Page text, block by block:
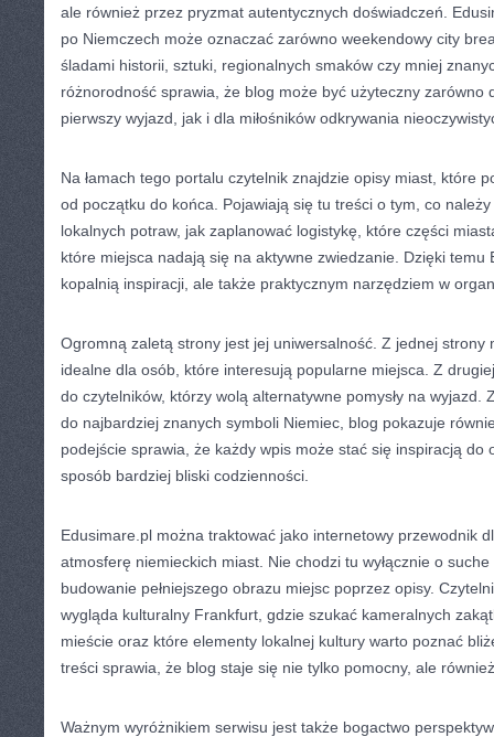
ale również przez pryzmat autentycznych doświadczeń.
po Niemczech może oznaczać zarówno weekendowy city
śladami historii, sztuki, regionalnych smaków czy mniej
różnorodność sprawia, że blog może być użyteczny zarówno
pierwszy wyjazd, jak i dla miłośników odkrywania
Na łamach tego portalu czytelnik znajdzie opisy miast, które
od początku do końca. Pojawiają się tu treści o tym, co
lokalnych potraw, jak zaplanować logistykę, które części
które miejsca nadają się na aktywne zwiedzanie. Dzięki temu
kopalnią inspiracji, ale także praktycznym narzędziem w
Ogromną zaletą strony jest jej uniwersalność. Z jednej strony
idealne dla osób, które interesują popularne miejsca. Z
do czytelników, którzy wolą alternatywne pomysły na wyjazd.
do najbardziej znanych symboli Niemiec, blog pokazuje
podejście sprawia, że każdy wpis może stać się inspiracją do
sposób bardziej bliski codzienności.
Edusimare.pl można traktować jako internetowy przewodnik
atmosferę niemieckich miast. Nie chodzi tu wyłącznie o
budowanie pełniejszego obrazu miejsc poprzez opisy.
wygląda kulturalny Frankfurt, gdzie szukać kameralnych
mieście oraz które elementy lokalnej kultury warto poznać
treści sprawia, że blog staje się nie tylko pomocny, ale
Ważnym wyróżnikiem serwisu jest także bogactwo